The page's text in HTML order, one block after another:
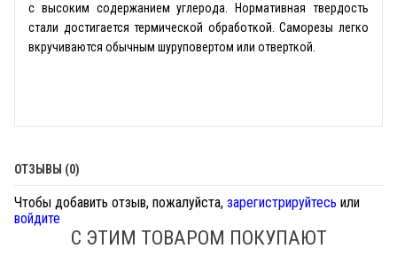
с высоким содержанием углерода. Нормативная твердость
стали достигается термической обработкой. Саморезы легко
вкручиваются обычным шуруповертом или отверткой.
ОТЗЫВЫ (0)
Чтобы добавить отзыв, пожалуйста, зарегистрируйтесь или
войдите
С ЭТИМ ТОВАРОМ ПОКУПАЮТ